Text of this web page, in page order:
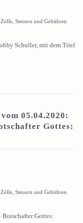
Steuern und Gebühren
Schuller, mit dem Titel
05.04.2020:
Gottes:
Steuern und Gebühren
Gottes: